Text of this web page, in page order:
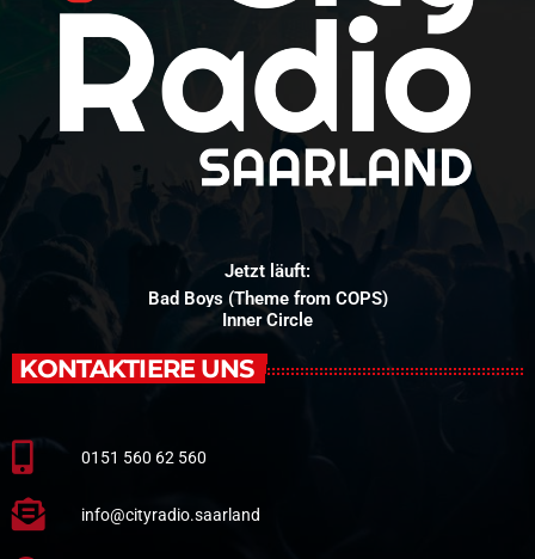
Jetzt läuft:
Bad Boys (Theme from COPS)
Inner Circle
KONTAKTIERE UNS
0151 560 62 560
info@cityradio.saarland